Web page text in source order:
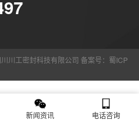
川工密封科技有限公司 备案号： 蜀ICP
新闻资讯 电话咨询